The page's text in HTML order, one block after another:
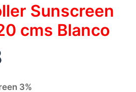
Sunscreen
cms Blanco
3%